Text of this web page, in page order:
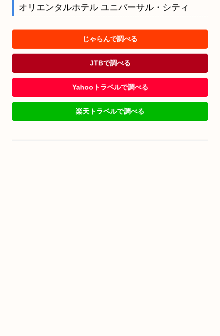
オリエンタルホテル ユニバーサル・シティ
じゃらんで調べる
JTBで調べる
Yahooトラベルで調べる
楽天トラベルで調べる